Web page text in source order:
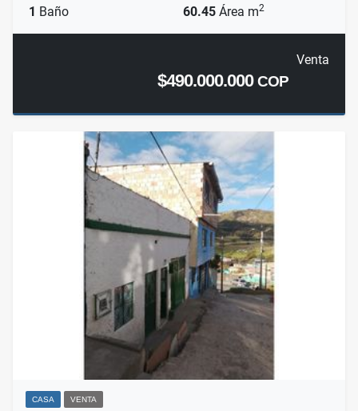
1 Baño 60.45 Área m2
Venta
$490.000.000COP
CASA VENTA